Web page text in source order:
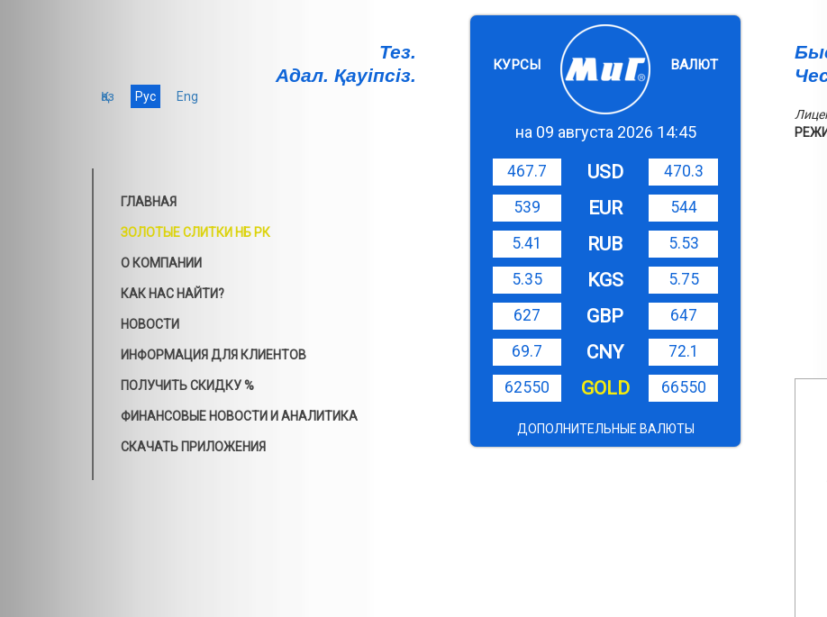
Тез.
Адал. Қауiпсiз.
КУРСЫ ВАЛЮТ
на 09 августа 2026 14:45
467.7 USD
470.3
539
EUR
544
5.41
RUB
5.53
5.35
KGS
5.75
627
GBP
647
69.7
CNY
72.1
62550
GOLD 66550
ДОПОЛНИТЕЛЬНЫЕ ВАЛЮТЫ
Қаз Рус Eng
ГЛАВНАЯ
ЗОЛОТЫЕ СЛИТКИ НБ РК
О КОМПАНИИ
КАК НАС НАЙТИ?
НОВОСТИ
ИНФОРМАЦИЯ ДЛЯ КЛИЕНТОВ
ПОЛУЧИТЬ СКИДКУ %
ФИНАНСОВЫЕ НОВОСТИ И АНАЛИТИКА
СКАЧАТЬ ПРИЛОЖЕНИЯ